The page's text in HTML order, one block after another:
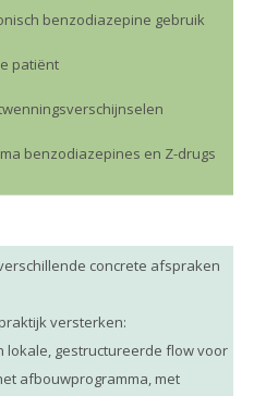
benzodiazepine gebruik
patiënt
benzodiazepines en Z-drugs
concrete afspraken
versterken:
lokale, gestructureerde flow voor
afbouwprogramma, met